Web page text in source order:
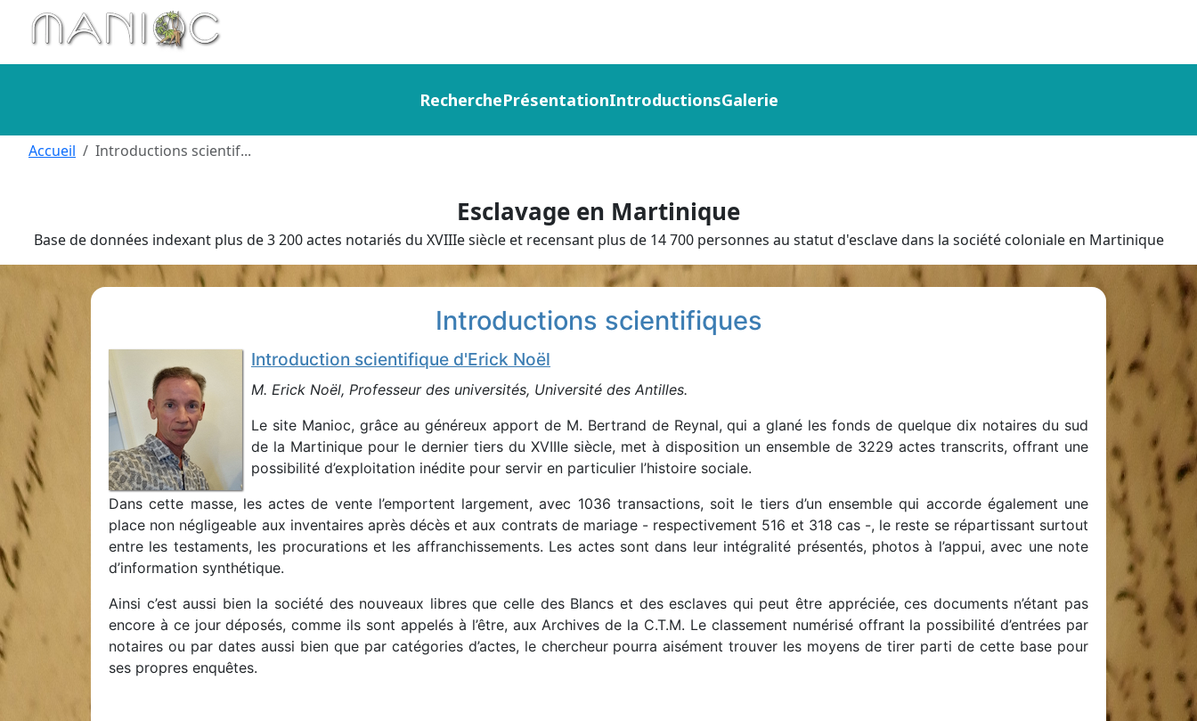
Aller au contenu principal
RecherchePrésentationIntroductionsGalerie
Esclavage en Martinique
Base de données indexant plus de 3 200 actes notariés du XVIIIe siècle et recensant plus de 14 700 personnes au statut d'esclave dans la société coloniale en Martinique
Accueil Introductions scientif...
Introductions scientifiques
Introduction scientifique d'Erick Noël
M. Erick Noël, Professeur des universités, Université des Antilles.
Le site Manioc, grâce au généreux apport de M. Bertrand de Reynal, qui a glané les fonds de quelque dix notaires du sud
de la Martinique pour le dernier tiers du XVIIIe siècle, met à disposition un ensemble de 3229 actes transcrits, offrant une
possibilité d’exploitation inédite pour servir en particulier l’histoire sociale.
Dans cette masse, les actes de vente l’emportent largement, avec 1036 transactions, soit le tiers d’un ensemble qui accorde également une
place non négligeable aux inventaires après décès et aux contrats de mariage - respectivement 516 et 318 cas -, le reste se répartissant surtout
entre les testaments, les procurations et les affranchissements. Les actes sont dans leur intégralité présentés, photos à l’appui, avec une note
d’information synthétique.
Ainsi c’est aussi bien la société des nouveaux libres que celle des Blancs et des esclaves qui peut être appréciée, ces documents n’étant pas
encore à ce jour déposés, comme ils sont appelés à l’être, aux Archives de la C.T.M. Le classement numérisé offrant la possibilité d’entrées par
notaires ou par dates aussi bien que par catégories d’actes, le chercheur pourra aisément trouver les moyens de tirer parti de cette base pour
ses propres enquêtes.